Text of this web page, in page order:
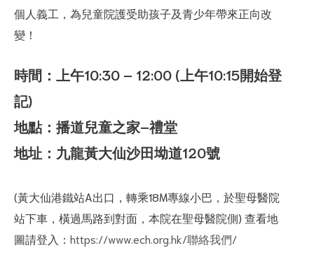
個人義工，為兒童院護受助孩子及青少年帶來正向改
變！
時間：上午10:30 – 12:00 (上午10:15開始登
記)
地點：播道兒童之家–禮堂
地址：九龍黃大仙沙田坳道120號
(黃大仙港鐵站A出口，轉乘18M專線小巴，於聖母醫院
站下車，橫過馬路到對面，本院在聖母醫院側) 查看地
圖請登入： https://www.ech.org.hk/聯絡我們/